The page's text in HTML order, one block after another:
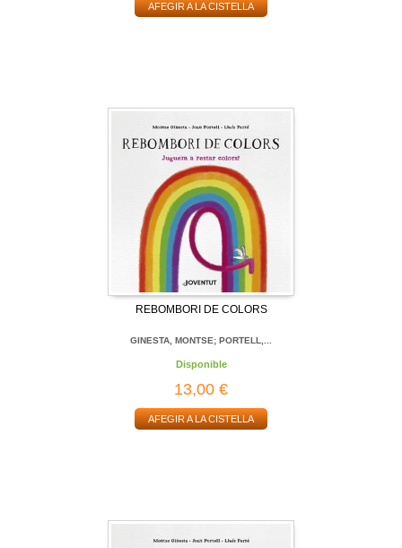
AFEGIR A LA CISTELLA
REBOMBORI DE COLORS
GINESTA, MONTSE; PORTELL,...
Disponible
13,00 €
AFEGIR A LA CISTELLA